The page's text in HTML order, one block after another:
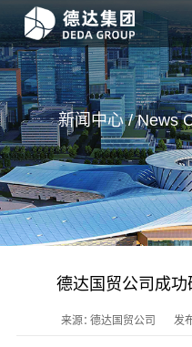
新闻中心 / News
德达国贸公司成
来源：德达国贸公司 发